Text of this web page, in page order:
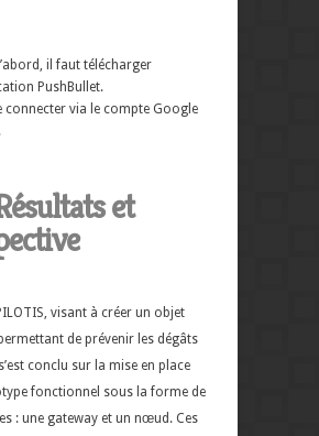
il faut télécharger
PushBullet.
connecter via le compte Google
et
visant à créer un objet
de prévenir les dégâts
conclu sur la mise en place
fonctionnel sous la forme de
: une gateway et un nœud. Ces